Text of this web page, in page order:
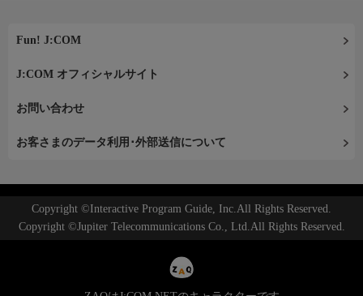
Fun! J:COM
J:COM オフィシャルサイト
お問い合わせ
お客さまのデータ利用･外部送信について
Copyright ©Interactive Program Guide, Inc.All Rights Reserved.
Copyright ©Jupiter Telecommunications Co., Ltd.All Rights Reserved.